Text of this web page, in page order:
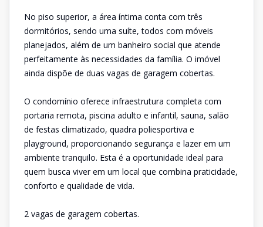
No piso superior, a área íntima conta com três
dormitórios, sendo uma suíte, todos com móveis
planejados, além de um banheiro social que atende
perfeitamente às necessidades da família. O imóvel
ainda dispõe de duas vagas de garagem cobertas.
O condomínio oferece infraestrutura completa com
portaria remota, piscina adulto e infantil, sauna, salão
de festas climatizado, quadra poliesportiva e
playground, proporcionando segurança e lazer em um
ambiente tranquilo. Esta é a oportunidade ideal para
quem busca viver em um local que combina praticidade,
conforto e qualidade de vida.
2 vagas de garagem cobertas.